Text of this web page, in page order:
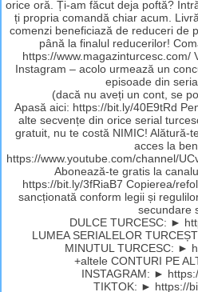
orice oră. Ți-am făcut deja poftă?
ți propria comandă chiar acum.
comenzi beneficiază de reduceri de
până la finalul reducerilor!
https://www.magazinturcesc.com/
Instagram – acolo urmează un
episoade din
(dacă nu aveți un cont, se
Apasă aici: https://bit.ly/40E9tRd
alte secvențe din orice serial
gratuit, nu te costă NIMIC! Alătură-
acces la
https://www.youtube.com/channel/
Abonează-te gratis la
https://bit.ly/3fRiaB7 Copierea/
sancționată conform legii și
secundare
DULCE TURCESC: ►
LUMEA SERIALELOR
MINUTUL TURCESC: ►
+altele CONTURI PE
INSTAGRAM: ►
TIKTOK: ► https://